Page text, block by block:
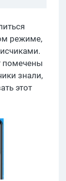
режиме,
помечены
знали,
этот